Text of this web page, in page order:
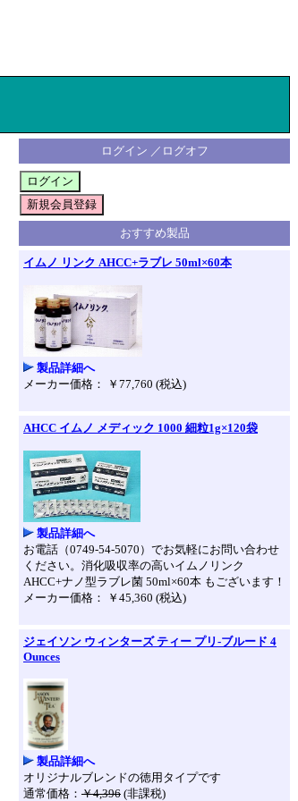
ログイン ／ログオフ
おすすめ製品
イムノ リンク AHCC+ラブレ 50ml×60本
製品詳細へ
メーカー価格： ￥77,760 (税込)
AHCC イムノ メディック 1000 細粒1g×120袋
製品詳細へ
お電話（0749-54-5070）でお気軽にお問い合わせ
ください。消化吸収率の高いイムノリンク
AHCC+ナノ型ラブレ菌 50ml×60本 もございます！
メーカー価格： ￥45,360 (税込)
ジェイソン ウィンターズ ティー プリ-ブルード 4
Ounces
製品詳細へ
オリジナルブレンドの徳用タイプです
通常価格： ￥4,396 (非課税)